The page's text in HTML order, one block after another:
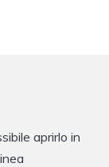
aprirlo in